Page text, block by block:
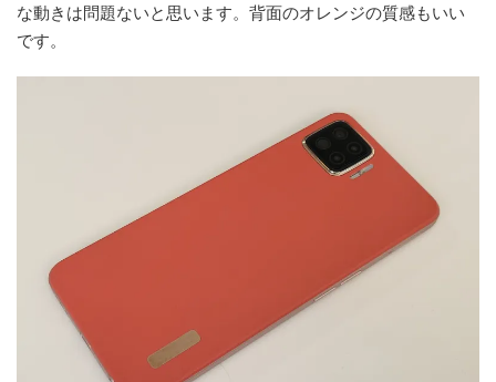
な動きは問題ないと思います。背面のオレンジの質感もいい
です。